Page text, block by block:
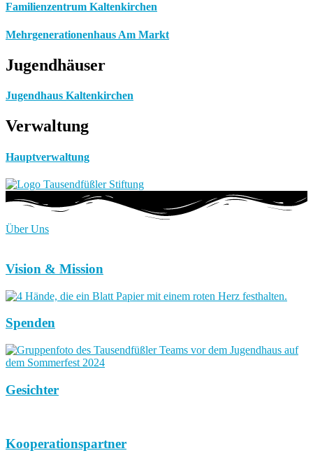
Familienzentrum Kaltenkirchen
Mehrgenerationenhaus Am Markt
Jugendhäuser
Jugendhaus Kaltenkirchen
Verwaltung
Hauptverwaltung
Über Uns
Vision & Mission
Spenden
Gesichter
Kooperationspartner